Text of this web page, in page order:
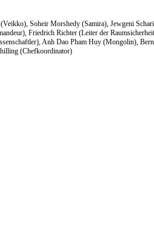
Soheir Morshedy (Samira), Jewgeni
Friedrich Richter (Leiter der
Anh Dao Pham Huy (Mongolin),
(Chefkoordinator)